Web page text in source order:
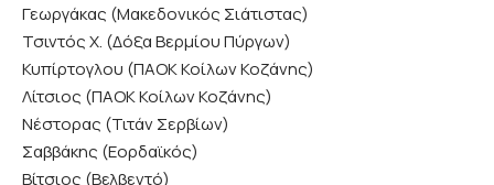
Γεωργάκας (Μακεδονικός Σιάτιστας)
Τσιντός Χ. (Δόξα Βερμίου Πύργων)
Κυπίρτογλου (ΠΑΟΚ Κοίλων Κοζάνης)
Λίτσιος (ΠΑΟΚ Κοίλων Κοζάνης)
Νέστορας (Τιτάν Σερβίων)
Σαββάκης (Εορδαϊκός)
Βίτσιος (Βελβεντό)